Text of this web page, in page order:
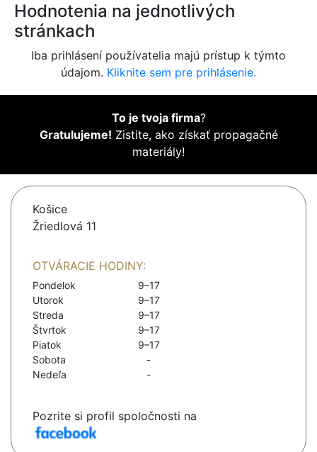
Hodnotenia na jednotlivých
stránkach
Iba prihlásení používatelia majú prístup k týmto
údajom. Kliknite sem pre prihlásenie.
To je tvoja firma?
Gratulujeme! Zistite, ako získať propagačné
materiály!
Košice
Žriedlová 11
OTVÁRACIE HODINY:
Pondelok
9–17
Utorok
9–17
Streda
9–17
Štvrtok
9–17
Piatok
9–17
Sobota
-
Nedeľa
-
Pozrite si profil spoločnosti na